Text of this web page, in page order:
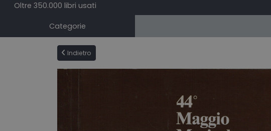
Oltre 350.000 libri usati
Categorie
Indietro